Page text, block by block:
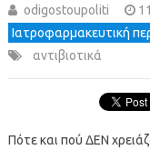
odigostoupoliti
Ιατροφαρμακευτική
αντιβιοτικά
Πότε και πού ΔΕΝ